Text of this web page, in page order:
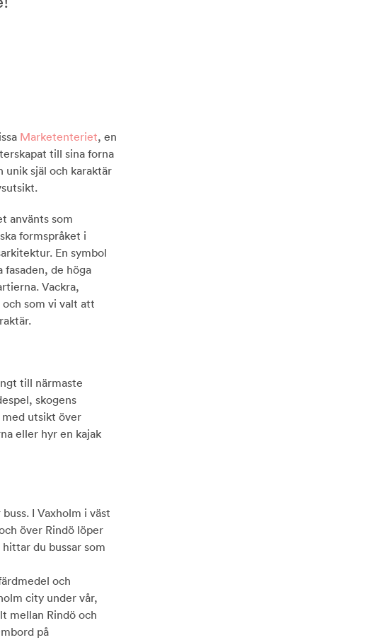
Marketenteriet, en
till sina forna
unik själ och karaktär
använts som
formspråket i
En symbol
de höga
Vackra,
som vi valt att
till närmaste
skogens
med utsikt över
eller hyr en kajak
I Vaxholm i väst
över Rindö löper
du bussar som
och
city under vår,
mellan Rindö och
på